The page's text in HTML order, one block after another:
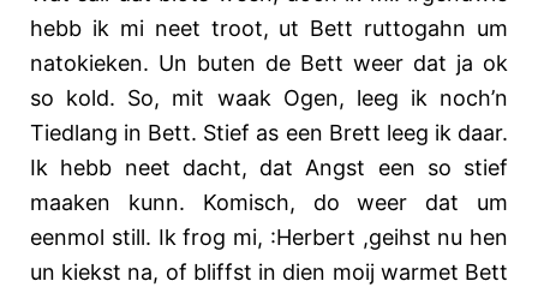
hebb ik mi neet troot, ut Bett ruttogahn um
natokieken. Un buten de Bett weer dat ja ok
so kold. So, mit waak Ogen, leeg ik noch’n
Tiedlang in Bett. Stief as een Brett leeg ik daar.
Ik hebb neet dacht, dat Angst een so stief
maaken kunn. Komisch, do weer dat um
eenmol still. Ik frog mi, :Herbert ,geihst nu hen
un kiekst na, of bliffst in dien moij warmet Bett